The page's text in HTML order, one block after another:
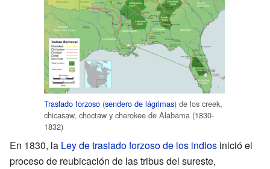
Traslado forzoso (sendero de lágrimas) de los creek,
chicasaw, choctaw y cherokee de Alabama (1830-
1832)
En 1830, la Ley de traslado forzoso de los indios inició el
proceso de reubicación de las tribus del sureste,